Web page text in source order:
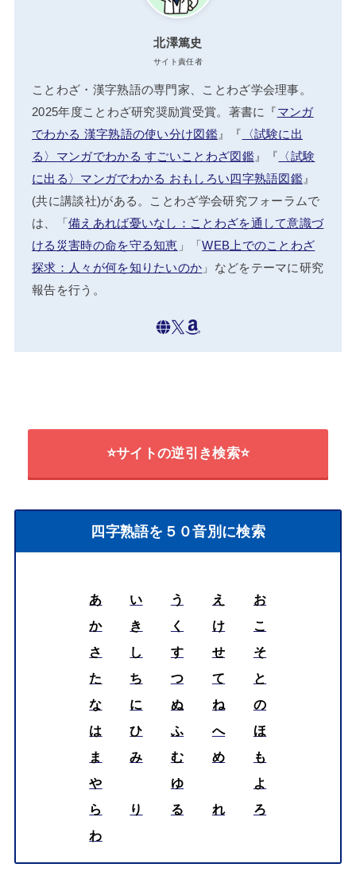
北澤篤史
サイト責任者
ことわざ・漢字熟語の専門家、ことわざ学会理事。
2025年度ことわざ研究奨励賞受賞。著書に『マンガ
でわかる 漢字熟語の使い分け図鑑』『 〈試験に出
る〉マンガでわかる すごいことわざ図鑑』『 〈試験
に出る〉マンガでわかる おもしろい四字熟語図鑑 』
(共に講談社)がある。ことわざ学会研究フォーラムで
は、「備えあれば憂いなし：ことわざを通して意識づ
ける災害時の命を守る知恵 」「WEB上でのことわざ
探求：人々が何を知りたいのか 」などをテーマに研究
報告を行う。
⭐サイトの逆引き検索⭐
四字熟語を５０音別に検索
あ い う え
お
か
き く け
こ
さ
し す せ
そ
た
ち つ て
と
な
に ぬ ね
の
は
ひ ふ へ
ほ
ま
み む め
も
や
ゆ
よ
ら
り る れ
ろ
わ